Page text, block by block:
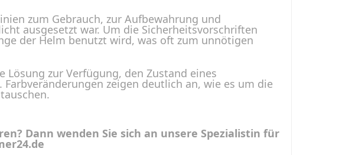
zum Gebrauch, zur Aufbewahrung und
ausgesetzt war. Um die Sicherheitsvorschriften
der Helm benutzt wird, was oft zum unnötigen
zur Verfügung, den Zustand eines
zeigen deutlich an, wie es um die
Dann wenden Sie sich an unsere Spezialistin für